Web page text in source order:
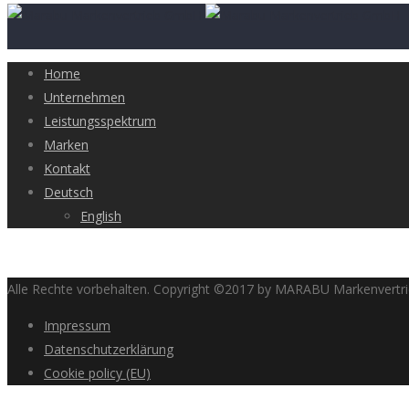
Home
Unternehmen
Leistungsspektrum
Marken
Kontakt
Deutsch
English
Alle Rechte vorbehalten. Copyright ©2017 by MARABU
Impressum
Datenschutzerklärung
Cookie policy (EU)